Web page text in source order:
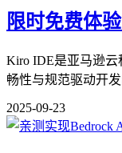
限时免费体
Kiro IDE是亚马逊云
畅性与规范驱动开
2025-09-23